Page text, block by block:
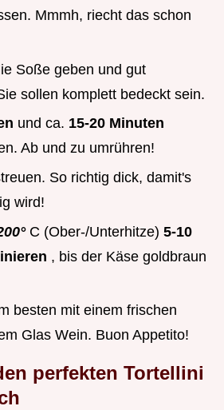
Mmmh, riecht das schon
Soße geben und gut
sollen komplett bedeckt sein.
und ca. 15-20 Minuten
Ab und zu umrühren!
So richtig dick, damit's
wird!
C (Ober-/Unterhitze) 5-10
, bis der Käse goldbraun
besten mit einem frischen
Glas Wein. Buon Appetito!
perfekten Tortellini